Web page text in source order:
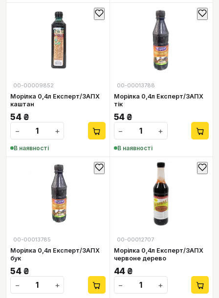
00-00009852
Морілка 0,4л Експерт/ЗАПХ
каштан
54₴
−
+
В наявності
00-00013788
Морілка 0,4л Експерт/ЗАПХ
тік
54₴
−
+
В наявності
00-00013785
Морілка 0,4л Експерт/ЗАПХ
бук
54₴
−
+
00-00012707
Морілка 0,4л Експерт/ЗАПХ
червоне дерево
44₴
−
+